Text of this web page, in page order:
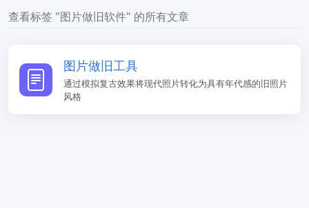
查看标签 "图片做旧软件" 的所有文章
图片做旧工具
通过模拟复古效果将现代照片转化为具有年代感的旧照片
风格